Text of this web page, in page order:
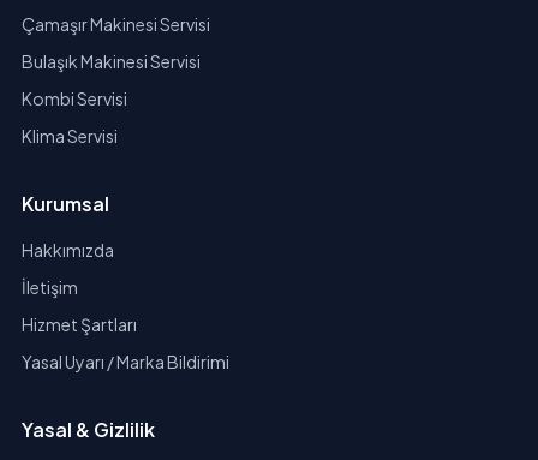
Çamaşır Makinesi Servisi
Bulaşık Makinesi Servisi
Kombi Servisi
Klima Servisi
Kurumsal
Hakkımızda
İletişim
Hizmet Şartları
Yasal Uyarı / Marka Bildirimi
Yasal & Gizlilik